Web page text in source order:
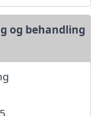
og behandling